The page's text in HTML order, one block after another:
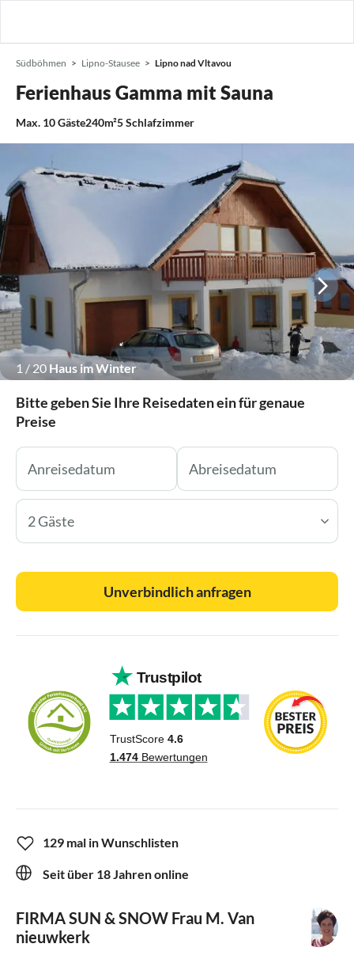
Südböhmen Lipno-Stausee Lipno nad Vltavou
Ferienhaus Gamma mit Sauna
Max. 10Gäste240m²5Schlafzimmer
1 / 20 Haus im Winter
Bitte geben Sie Ihre Reisedaten ein für genaue
Preise
2 Gäste
Unverbindlich anfragen
129 mal in Wunschlisten
Seit über 18 Jahren online
FIRMA SUN & SNOW Frau M. Van
nieuwkerk